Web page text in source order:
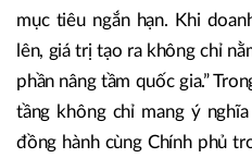
mục tiêu ngắn hạn. Khi
lên, giá trị tạo ra không chỉ
phần nâng tầm quốc gia.”
tầng không chỉ mang ý
đồng hành cùng Chính phủ